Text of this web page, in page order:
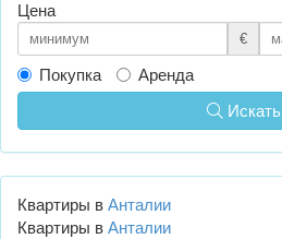
Цена
€
Покупка
Аренда
Искать
Квартиры в Анталии
Квартиры в Анталии